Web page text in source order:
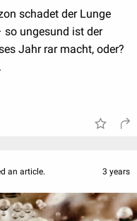
schadet der Lunge
so ungesund ist der
Jahr rar macht, oder?
an article. 3 years